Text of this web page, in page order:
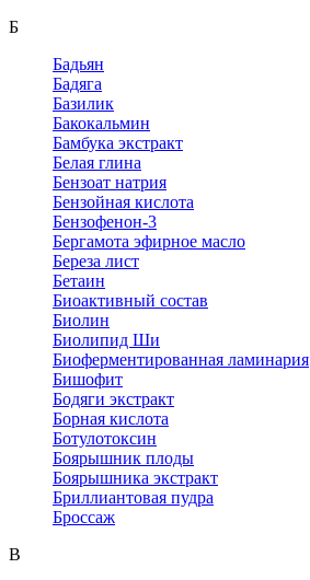
Б
Бадьян
Бадяга
Базилик
Бакокальмин
Бамбука экстракт
Белая глина
Бензоат натрия
Бензойная кислота
Бензофенон-3
Бергамота эфирное масло
Береза лист
Бетаин
Биоактивный состав
Биолин
Биолипид Ши
Биоферментированная ламинария
Бишофит
Бодяги экстракт
Борная кислота
Ботулотоксин
Боярышник плоды
Боярышника экстракт
Бриллиантовая пудра
Броссаж
В